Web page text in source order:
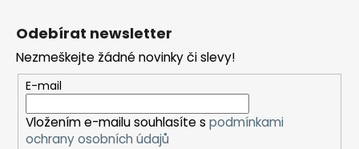
Odebírat newsletter
Nezmeškejte žádné novinky či slevy!
E-mail
Vložením e-mailu souhlasíte s podmínkami
ochrany osobních údajů